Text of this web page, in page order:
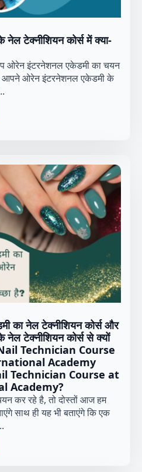
टेक्नीशियन कोर्स में क्या-
ओरेन इंटरनेशनल एकेडमी का चयन
आपने ओरेन इंटरनेशनल एकेडमी के
का नेल टेक्नीशियन कोर्स और
टेक्नीशियन कोर्स से क्यों
Technician Course
Academy
Technician Course at
Academy?
कर रहे है, तो दोस्तों आज हम
साथ ही यह भी बताएंगे कि एक